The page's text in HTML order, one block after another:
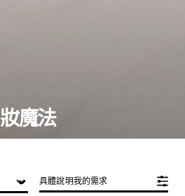
妝魔法
具體說明我的需求